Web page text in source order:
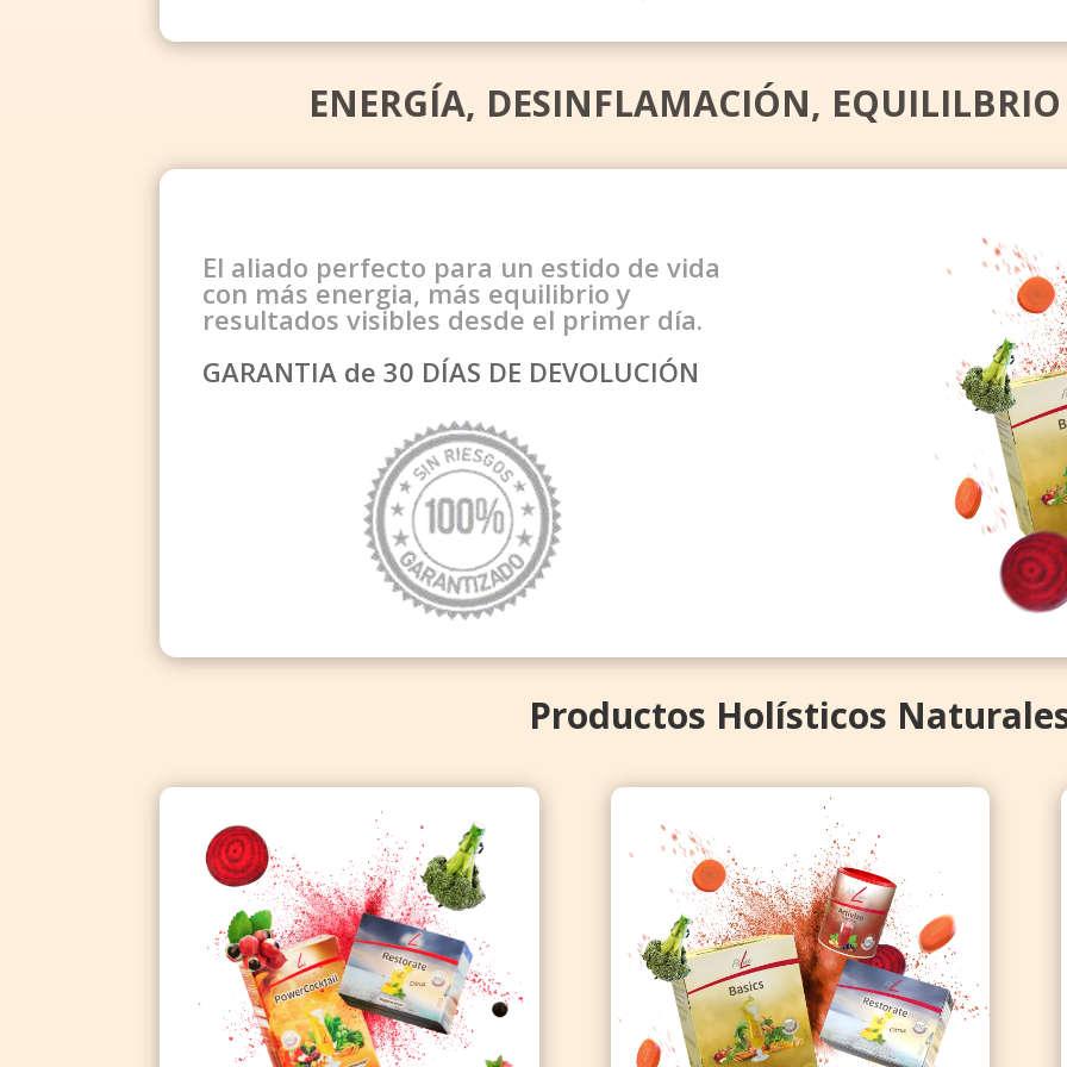
ENERGÍA, DESINFLAMACIÓN, EQUILILBRIO
El aliado perfecto para un estido de vida
con más energia, más equilibrio y
resultados visibles desde el primer día.
GARANTIA de 30 DÍAS DE DEVOLUCIÓN
Productos Holísticos